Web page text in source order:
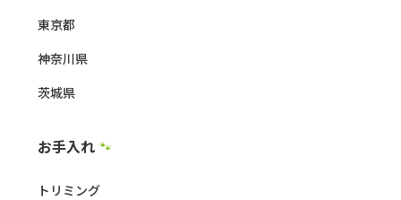
東京都
神奈川県
茨城県
お手入れ 🐾
トリミング